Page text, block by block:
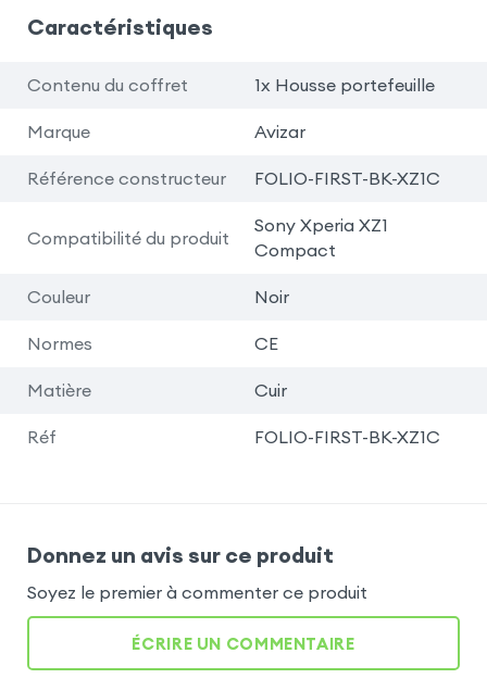
Caractéristiques
Contenu du coffret 1x Housse portefeuille
Marque Avizar
Référence constructeur FOLIO-FIRST-BK-XZ1C
Compatibilité du produit
Sony Xperia XZ1
Compact
Couleur Noir
Normes CE
Matière Cuir
Réf FOLIO-FIRST-BK-XZ1C
Donnez un avis sur ce produit
Soyez le premier à commenter ce produit
ÉCRIRE UN COMMENTAIRE